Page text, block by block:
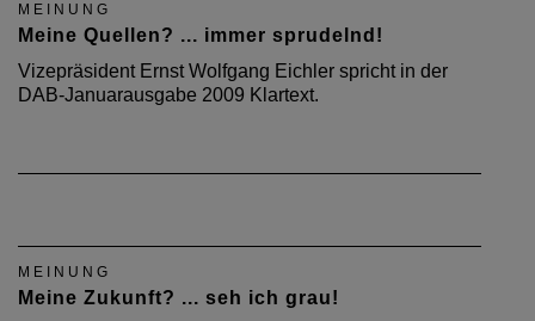
MEINUNG
Meine Quellen? ... immer sprudelnd!
Vizepräsident Ernst Wolfgang Eichler spricht in der
DAB-Januarausgabe 2009 Klartext.
MEINUNG
Meine Zukunft? ... seh ich grau!